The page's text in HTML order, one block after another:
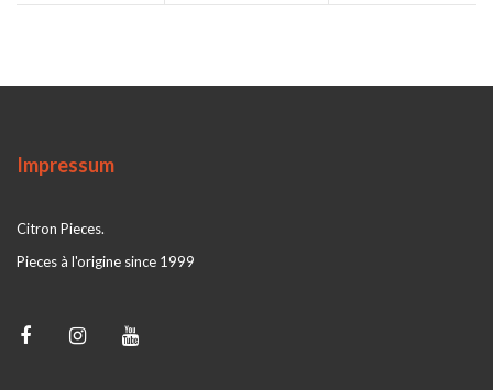
Impressum
Citron Pieces.
Pieces à l'origine since 1999